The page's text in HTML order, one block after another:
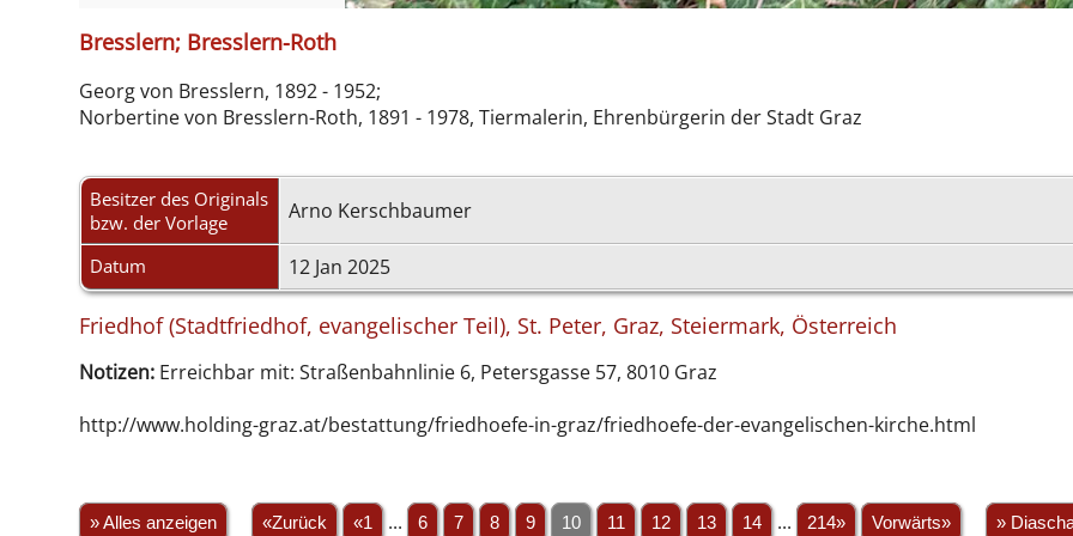
Bresslern; Bresslern-Roth
Georg von Bresslern, 1892 - 1952;
Norbertine von Bresslern-Roth, 1891 - 1978, Tiermalerin, Ehrenbürgerin der Stadt Graz
Besitzer des Originals
bzw. der Vorlage
Arno Kerschbaumer
Datum 12 Jan 2025
Friedhof (Stadtfriedhof, evangelischer Teil), St. Peter, Graz, Steiermark, Österreich
Notizen: Erreichbar mit: Straßenbahnlinie 6, Petersgasse 57, 8010 Graz
http://www.holding-graz.at/bestattung/friedhoefe-in-graz/friedhoefe-der-evangelischen-kirche.html
» Alles anzeigen «Zurück «1 ... 6 7 8 9 10 11 12 13 14 ... 214» Vorwärts» »